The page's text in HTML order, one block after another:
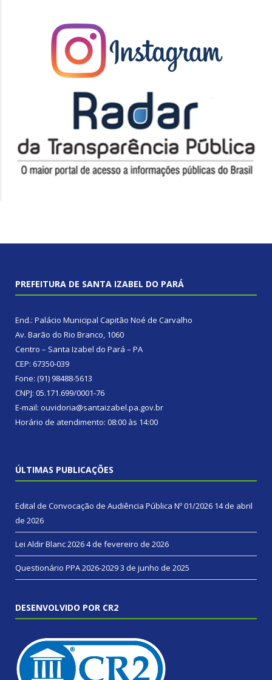
PREFEITURA DE SANTA IZABEL DO PARÁ
End.: Palácio Municipal Capitão Noé de Carvalho
Av. Barão do Rio Branco, 1060
Centro – Santa Izabel do Pará – PA
CEP: 67350-039
Fone: (91) 98488-5613
CNPJ: 05.171.699/0001-76
E-mail: ouvidoria@santaizabel.pa.gov.br
Horário de atendimento: 08:00 às 14:00
ÚLTIMAS PUBLICAÇÕES
Edital de Convocação de Audiência Pública Nº 01/2026 14 de abril
de 2026
Lei Aldir Blanc 20264 de fevereiro de 2026
Questionário PPA 2026-20293 de junho de 2025
DESENVOLVIDO POR CR2